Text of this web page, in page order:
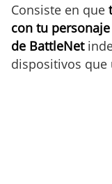
Consiste en que
con tu
de BattleNet
dispositivos que